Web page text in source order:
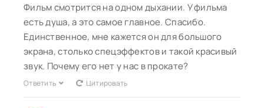
Фильм смотрится на одном дыхании. У фильма
есть душа, а это самое главное. Спасибо.
Единственное, мне кажется он для большого
экрана, столько спецэффектов и такой красивый
звук. Почему его нет у нас в прокате?
Ответить Цитировать